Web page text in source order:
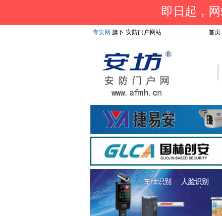
即日起，
专安网 旗下·安防门户网站 首页